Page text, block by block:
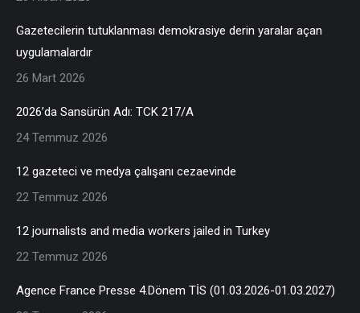
Gazetecilerin tutuklanması demokrasiye derin yaralar açan
uygulamalardır
26 Mart 2026
2026’da Sansürün Adı: TCK 217/A
24 Temmuz 2026
12 gazeteci ve medya çalışanı cezaevinde
22 Temmuz 2026
12 journalists and media workers jailed in Turkey
22 Temmuz 2026
Agence France Presse 4.Dönem TİS (01.03.2026-01.03.2027)